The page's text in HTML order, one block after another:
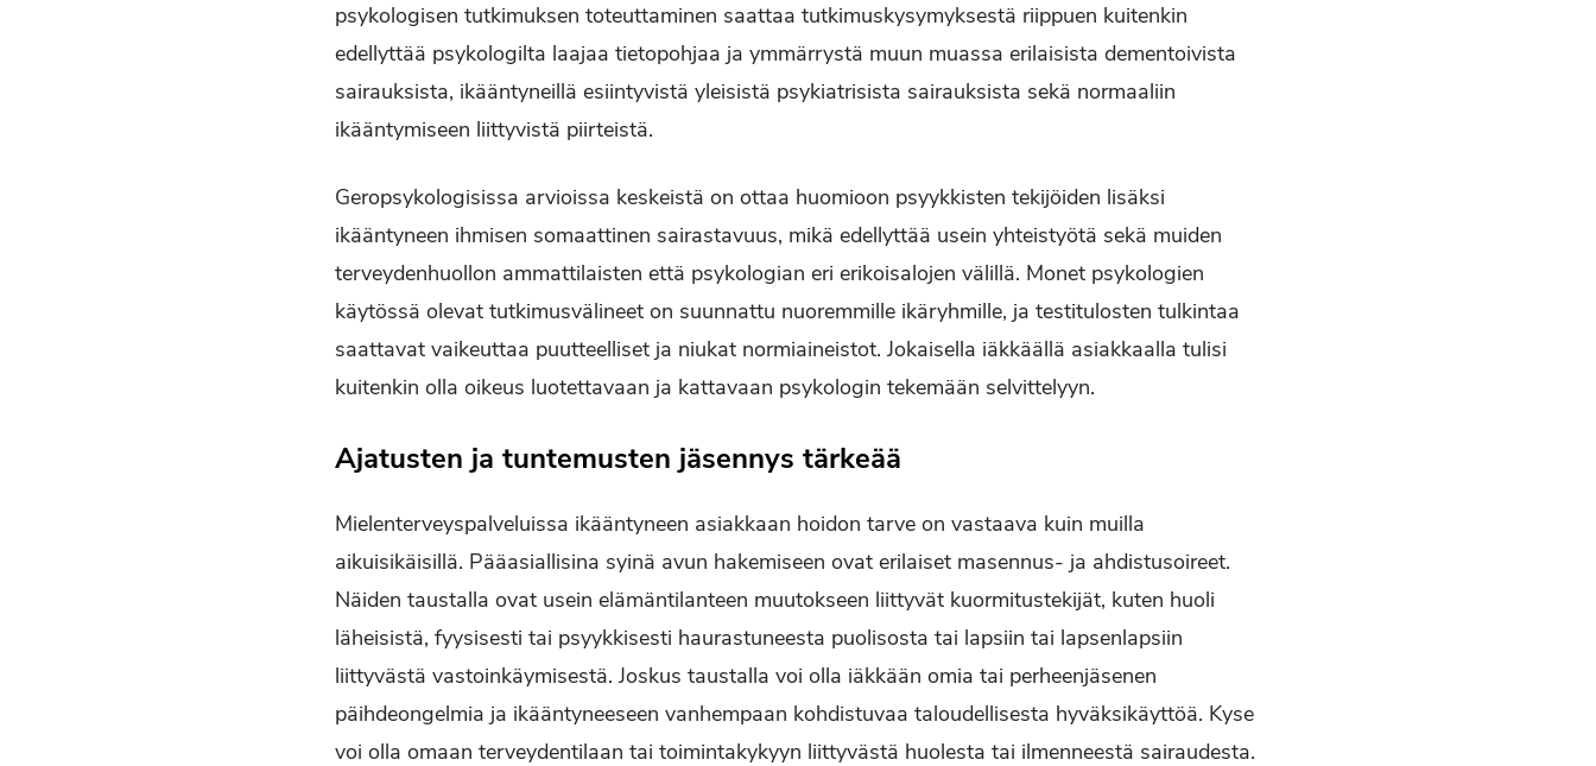
psykologisen tutkimuksen toteuttaminen saattaa tutkimuskysymyksestä riippuen kuitenkin
edellyttää psykologilta laajaa tietopohjaa ja ymmärrystä muun muassa erilaisista dementoivista
sairauksista, ikääntyneillä esiintyvistä yleisistä psykiatrisista sairauksista sekä normaaliin
ikääntymiseen liittyvistä piirteistä.
Geropsykologisissa arvioissa keskeistä on ottaa huomioon psyykkisten tekijöiden lisäksi
ikääntyneen ihmisen somaattinen sairastavuus, mikä edellyttää usein yhteistyötä sekä muiden
terveydenhuollon ammattilaisten että psykologian eri erikoisalojen välillä. Monet psykologien
käytössä olevat tutkimusvälineet on suunnattu nuoremmille ikäryhmille, ja testitulosten tulkintaa
saattavat vaikeuttaa puutteelliset ja niukat normiaineistot. Jokaisella iäkkäällä asiakkaalla tulisi
kuitenkin olla oikeus luotettavaan ja kattavaan psykologin tekemään selvittelyyn.
Ajatusten ja tuntemusten jäsennys tärkeää
Mielenterveyspalveluissa ikääntyneen asiakkaan hoidon tarve on vastaava kuin muilla
aikuisikäisillä. Pääasiallisina syinä avun hakemiseen ovat erilaiset masennus- ja ahdistusoireet.
Näiden taustalla ovat usein elämäntilanteen muutokseen liittyvät kuormitustekijät, kuten huoli
läheisistä, fyysisesti tai psyykkisesti haurastuneesta puolisosta tai lapsiin tai lapsenlapsiin
liittyvästä vastoinkäymisestä. Joskus taustalla voi olla iäkkään omia tai perheenjäsenen
päihdeongelmia ja ikääntyneeseen vanhempaan kohdistuvaa taloudellisesta hyväksikäyttöä. Kyse
voi olla omaan terveydentilaan tai toimintakykyyn liittyvästä huolesta tai ilmenneestä sairaudesta.